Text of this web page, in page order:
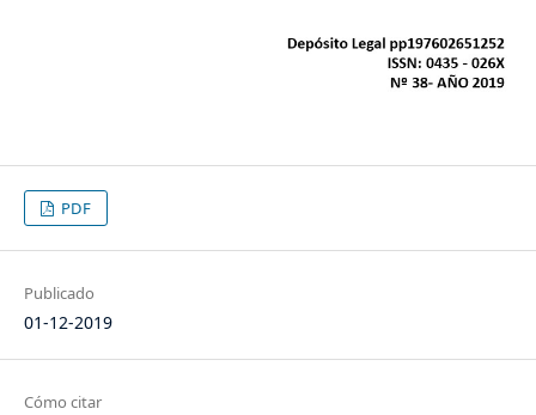
PDF
Publicado
01-12-2019
Cómo citar